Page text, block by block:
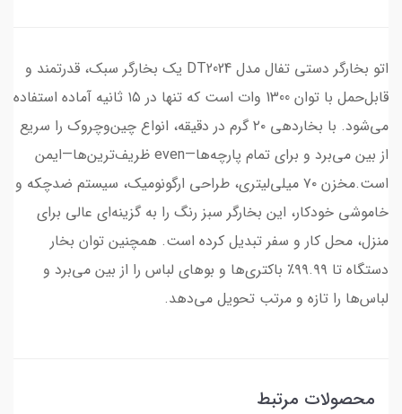
اتو بخارگر دستی تفال مدل DT2024 یک بخارگر سبک، قدرتمند و
قابل‌حمل با توان 1300 وات است که تنها در ۱۵ ثانیه آماده استفاده
می‌شود. با بخاردهی ۲۰ گرم در دقیقه، انواع چین‌وچروک را سریع
از بین می‌برد و برای تمام پارچه‌ها—even ظریف‌ترین‌ها—ایمن
است.مخزن ۷۰ میلی‌لیتری، طراحی ارگونومیک، سیستم ضدچکه و
خاموشی خودکار، این بخارگر سبز رنگ را به گزینه‌ای عالی برای
منزل، محل کار و سفر تبدیل کرده است. همچنین توان بخار
دستگاه تا ۹۹.۹۹٪ باکتری‌ها و بوهای لباس را از بین می‌برد و
لباس‌ها را تازه و مرتب تحویل می‌دهد.
محصولات مرتبط